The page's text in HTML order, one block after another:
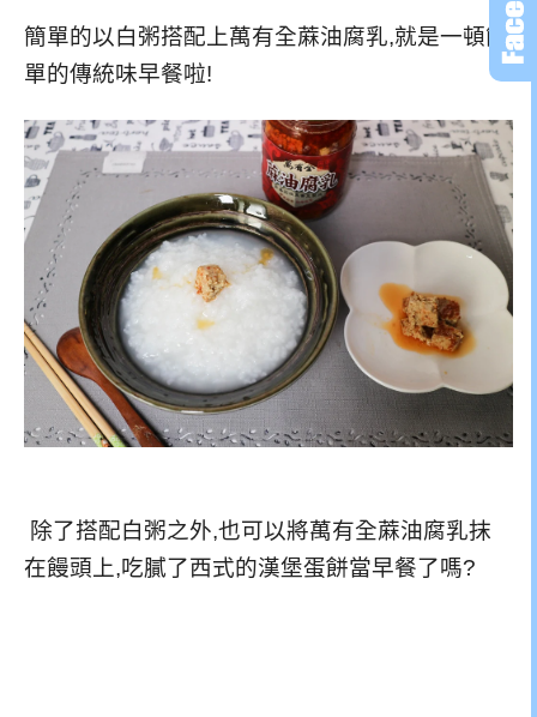
簡單的以白粥搭配上萬有全蔴油腐乳,就是一頓簡
單的傳統味早餐啦!
除了搭配白粥之外,也可以將萬有全蔴油腐乳抹
在饅頭上,吃膩了西式的漢堡蛋餅當早餐了嗎?